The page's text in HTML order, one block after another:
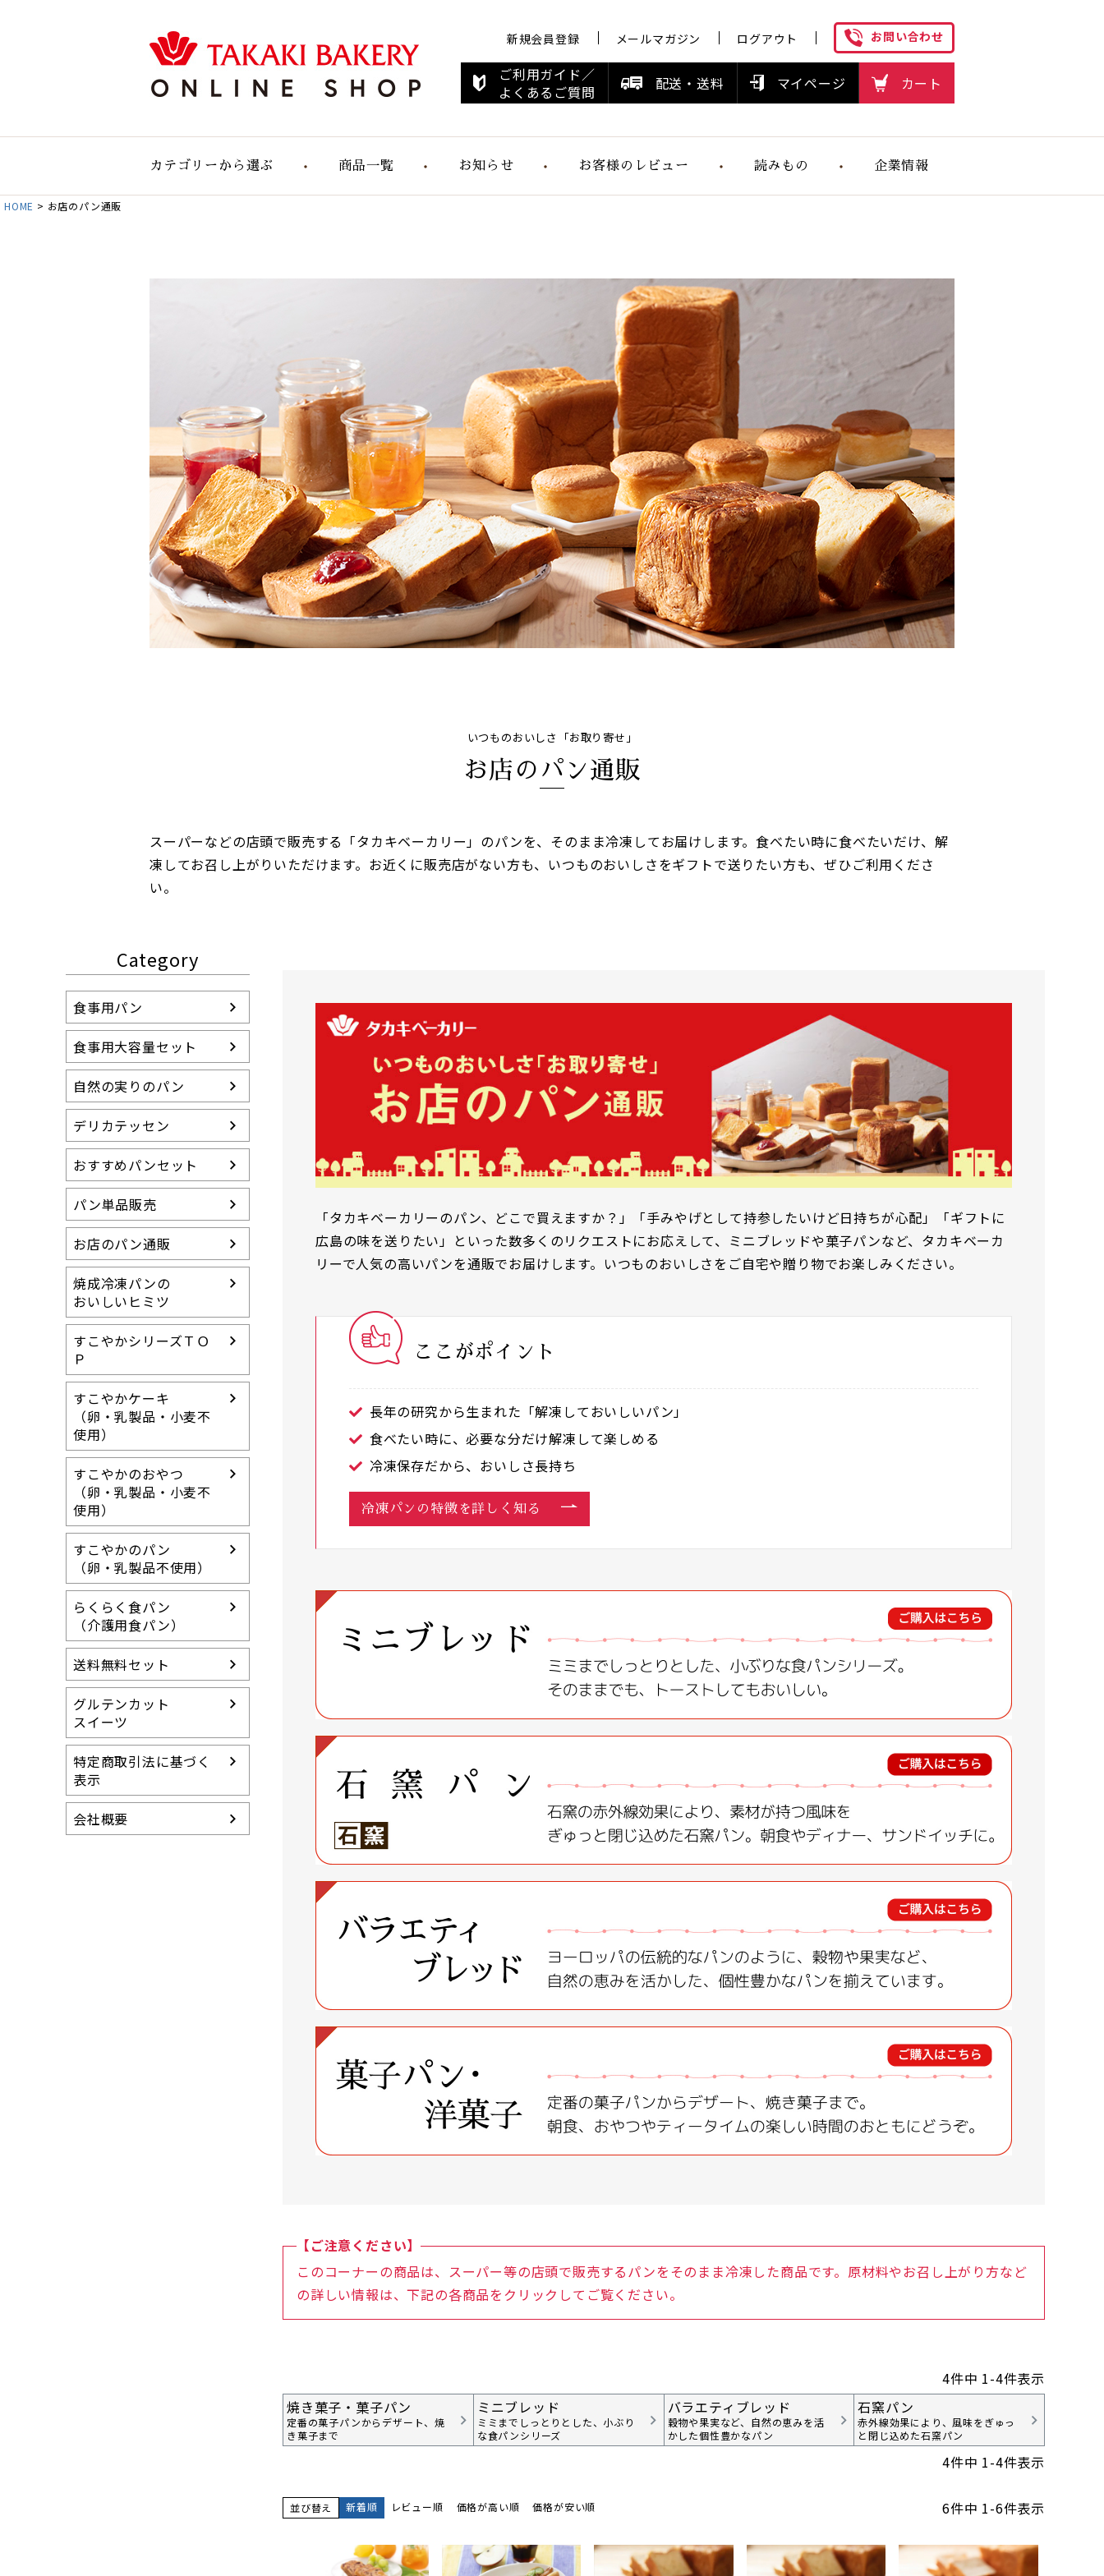
新規会員登録 メールマガジン ログアウト お問い合わせ
ご利用ガイド／
よくあるご質問
配送・送料 マイページ カート
カテゴリーから選ぶ
（卵・乳製品等不使用）
らくらく食パン
（介護用食パン）
15周年アニバーサ
リー
送料無料セット
グルテンカット スイ
ーツ
商品一覧 お知らせ お客様のレビュー 読みもの 企業情報
HOME お店のパン通販
いつものおいしさ「お取り寄せ」
お店のパン通販
スーパーなどの店頭で販売する「タカキベーカリー」のパンを、そのまま冷凍してお届けします。食べたい時に食べたいだけ、解
凍してお召し上がりいただけます。お近くに販売店がない方も、いつものおいしさをギフトで送りたい方も、ぜひご利用くださ
い。
Category
食事用パン
食事用大容量セット
自然の実りのパン
デリカテッセン
おすすめパンセット
パン単品販売
お店のパン通販
焼成冷凍パンの
おいしいヒミツ
すこやかシリーズＴＯ
Ｐ
すこやかケーキ
（卵・乳製品・小麦不
使用）
すこやかのおやつ
（卵・乳製品・小麦不
使用）
すこやかのパン
（卵・乳製品不使用）
らくらく食パン
（介護用食パン）
送料無料セット
グルテンカット
スイーツ
特定商取引法に基づく
表示
会社概要
「タカキベーカリーのパン、どこで買えますか？」「手みやげとして持参したいけど日持ちが心配」「ギフトに
広島の味を送りたい」といった数多くのリクエストにお応えして、ミニブレッドや菓子パンなど、タカキベーカ
リーで人気の高いパンを通販でお届けします。いつものおいしさをご自宅や贈り物でお楽しみください。
ここがポイント
長年の研究から生まれた「解凍しておいしいパン」
食べたい時に、必要な分だけ解凍して楽しめる
冷凍保存だから、おいしさ長持ち
冷凍パンの特徴を詳しく知る
【ご注意ください】
このコーナーの商品は、スーパー等の店頭で販売するパンをそのまま冷凍した商品です。原材料やお召し上がり方など
の詳しい情報は、下記の各商品をクリックしてご覧ください。
4件中 1-4件表示
焼き菓子・菓子パン
定番の菓子パンからデザート、焼
き菓子まで
ミニブレッド
ミミまでしっとりとした、小ぶり
な食パンシリーズ
バラエティブレッド
穀物や果実など、自然の恵みを活
かした個性豊かなパン
石窯パン
赤外線効果により、風味をぎゅっ
と閉じ込めた石窯パン
4件中 1-4件表示
並び替え 新着順 レビュー順 価格が高い順 価格が安い順 6件中 1-6件表示